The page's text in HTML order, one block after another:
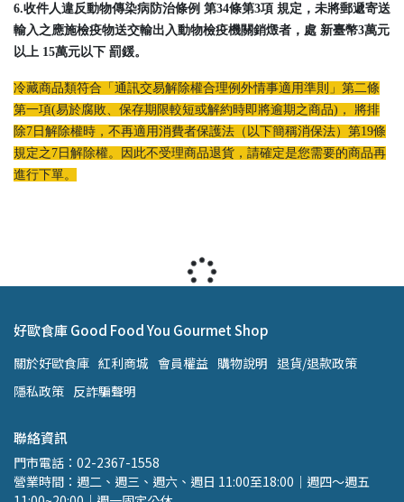
6.收件人違反動物傳染病防治條例 第34條第3項 規定，未將郵遞寄送
輸入之應施檢疫物送交輸出入動物檢疫機關銷燬者，處 新臺幣3萬元
以上 15萬元以下 罰鍰。
冷藏商品類符合「通訊交易解除權合理例外情事適用準則」第二條
第一項(易於腐敗、保存期限較短或解約時即將逾期之商品)， 將排
除7日解除權時，不再適用消費者保護法（以下簡稱消保法）第19條
規定之7日解除權。因此不受理商品退貨，請確定是您需要的商品再
進行下單。
好歐食庫 Good Food You Gourmet Shop
關於好歐食庫 紅利商城 會員權益 購物說明 退貨/退款政策
隱私政策 反詐騙聲明
聯絡資訊
門市電話：02-2367-1558
營業時間：週二、週三、週六、週日 11:00至18:00｜週四～週五